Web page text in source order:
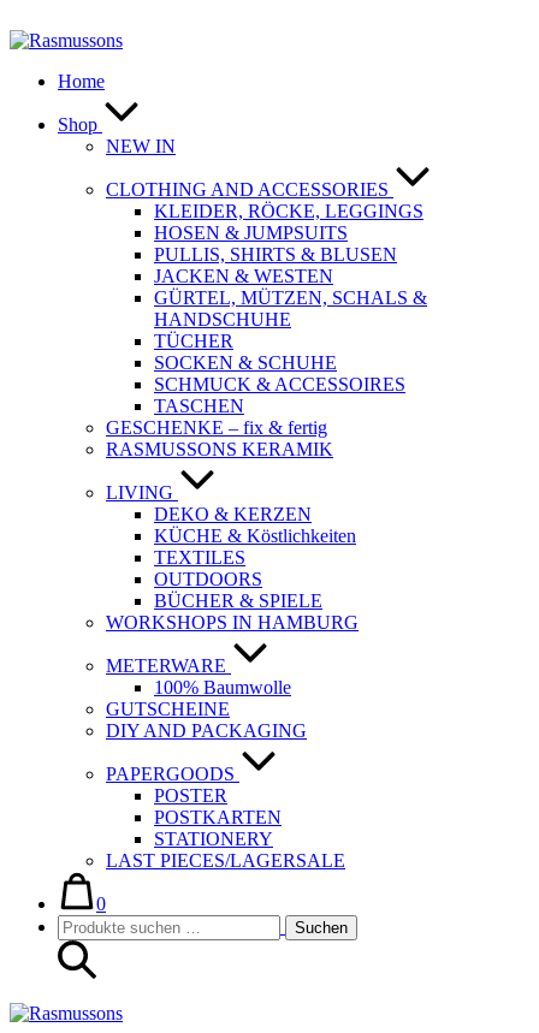
Inhalt
Home
Shop
NEW IN
CLOTHING AND ACCESSORIES
KLEIDER, RÖCKE, LEGGINGS
HOSEN & JUMPSUITS
PULLIS, SHIRTS & BLUSEN
JACKEN & WESTEN
GÜRTEL, MÜTZEN, SCHALS &
HANDSCHUHE
TÜCHER
SOCKEN & SCHUHE
SCHMUCK & ACCESSOIRES
TASCHEN
GESCHENKE – fix & fertig
RASMUSSONS KERAMIK
LIVING
DEKO & KERZEN
KÜCHE & Köstlichkeiten
TEXTILES
OUTDOORS
BÜCHER & SPIELE
WORKSHOPS IN HAMBURG
METERWARE
100% Baumwolle
GUTSCHEINE
DIY AND PACKAGING
PAPERGOODS
POSTER
POSTKARTEN
STATIONERY
LAST PIECES/LAGERSALE
Warenkorb
0im
Warenkorb
Suche-
Schalter
Suchen
nach:
Suchen